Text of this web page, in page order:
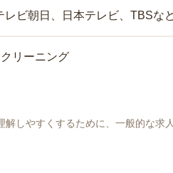
ビ朝日、日本テレビ、TBSな
リーニング
しやすくするために、一般的な求